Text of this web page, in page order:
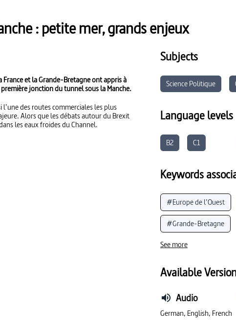
: petite mer, grands enjeux
et la Grande-Bretagne ont appris à
jonction du tunnel sous la Manche.
des routes commerciales les plus
Alors que les débats autour du Brexit
les eaux froides du Channel.
Subjects
Science Politique
Language levels
B2 C1
Keywords
#Europe de l’Ouest
#Grande-Bretagne
See more
Available
Audio
German, English, French